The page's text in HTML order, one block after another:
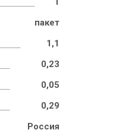
пакет
1,1
0,23
0,05
0,29
Россия